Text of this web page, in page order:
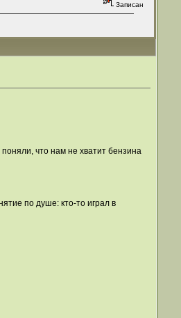
Записан
что нам не хватит бензина
по душе: кто-то играл в